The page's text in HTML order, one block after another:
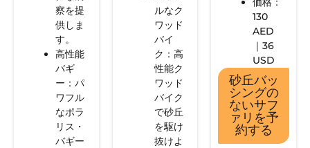
察を提
供しま
す。
高性能
バギ
ー：パ
ワフル
なポラ
リス・
バギー
ルなク
ワッド
バイ
ク：高
性能ク
ワッド
バイク
で砂丘
を駆け
抜けよ
130
AED
｜36
USD
砂丘バッ
シングの
ないサフ
ァリを予
約する